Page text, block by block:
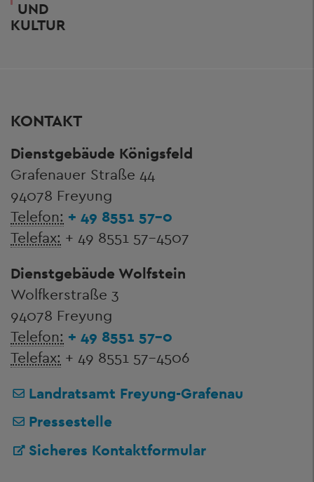
UND
KULTUR
KONTAKT
Dienstgebäude Königsfeld
Grafenauer Straße 44
94078 Freyung
Telefon: + 49 8551 57-0
Telefax: + 49 8551 57-4507
Dienstgebäude Wolfstein
Wolfkerstraße 3
94078 Freyung
Telefon: + 49 8551 57-0
Telefax: + 49 8551 57-4506
Landratsamt Freyung-Grafenau
Pressestelle
Sicheres Kontaktformular